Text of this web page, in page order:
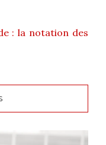
: la notation des